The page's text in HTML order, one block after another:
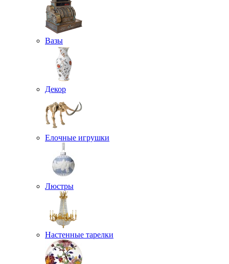
Вазы
Декор
Елочные игрушки
Люстры
Настенные тарелки